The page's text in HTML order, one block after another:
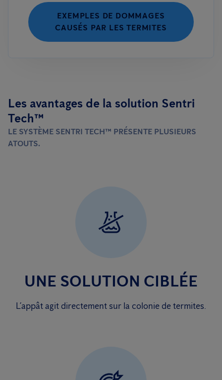
EXEMPLES DE DOMMAGES
CAUSÉS PAR LES TERMITES
Les avantages de la solution Sentri
Tech™
LE SYSTÈME SENTRI TECH™ PRÉSENTE PLUSIEURS
ATOUTS.
UNE SOLUTION CIBLÉE
L’appât agit directement sur la colonie de termites.